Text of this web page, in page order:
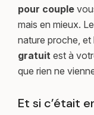
pour couple
mais en mieux.
nature proche, et
gratuit est à
que rien ne
Et si c’était